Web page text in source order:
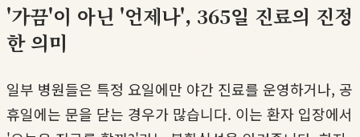
'가끔'이 아닌 '언제나', 365일 진료의 진정
한 의미
일부 병원들은 특정 요일에만 야간 진료를 운영하거나, 공
휴일에는 문을 닫는 경우가 많습니다. 이는 환자 입장에서